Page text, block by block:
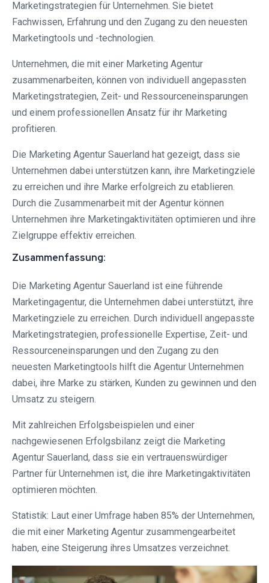
Marketingstrategien für Unternehmen. Sie bietet
Fachwissen, Erfahrung und den Zugang zu den neuesten
Marketingtools und -technologien.
Unternehmen, die mit einer Marketing Agentur
zusammenarbeiten, können von individuell angepassten
Marketingstrategien, Zeit- und Ressourceneinsparungen
und einem professionellen Ansatz für ihr Marketing
profitieren.
Die Marketing Agentur Sauerland hat gezeigt, dass sie
Unternehmen dabei unterstützen kann, ihre Marketingziele
zu erreichen und ihre Marke erfolgreich zu etablieren.
Durch die Zusammenarbeit mit der Agentur können
Unternehmen ihre Marketingaktivitäten optimieren und ihre
Zielgruppe effektiv erreichen.
Zusammenfassung:
Die Marketing Agentur Sauerland ist eine führende
Marketingagentur, die Unternehmen dabei unterstützt, ihre
Marketingziele zu erreichen. Durch individuell angepasste
Marketingstrategien, professionelle Expertise, Zeit- und
Ressourceneinsparungen und den Zugang zu den
neuesten Marketingtools hilft die Agentur Unternehmen
dabei, ihre Marke zu stärken, Kunden zu gewinnen und den
Umsatz zu steigern.
Mit zahlreichen Erfolgsbeispielen und einer
nachgewiesenen Erfolgsbilanz zeigt die Marketing
Agentur Sauerland, dass sie ein vertrauenswürdiger
Partner für Unternehmen ist, die ihre Marketingaktivitäten
optimieren möchten.
Statistik: Laut einer Umfrage haben 85% der Unternehmen,
die mit einer Marketing Agentur zusammengearbeitet
haben, eine Steigerung ihres Umsatzes verzeichnet.